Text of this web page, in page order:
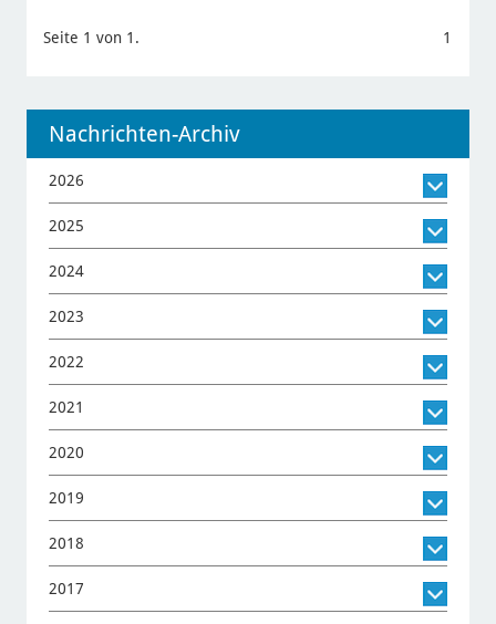
Seite 1 von 1. 1
Nachrichten-Archiv
2026
2025
2024
2023
2022
2021
2020
2019
2018
2017